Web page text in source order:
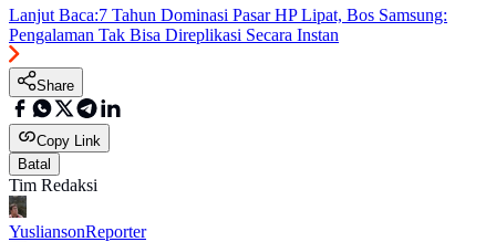
Lanjut Baca:7 Tahun Dominasi Pasar HP Lipat, Bos Samsung:
Pengalaman Tak Bisa Direplikasi Secara Instan
Share
Copy Link
Batal
Tim Redaksi
YusliansonReporter